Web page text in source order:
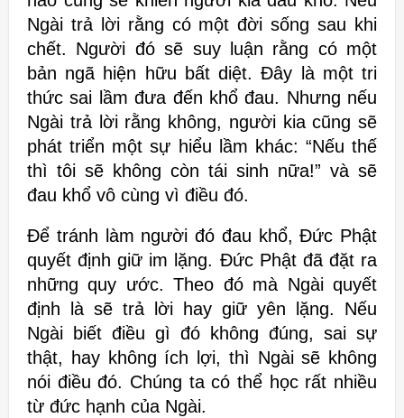
Ngài trả lời rằng có một đời sống sau khi
chết. Người đó sẽ suy luận rằng có một
bản ngã hiện
hữu bất diệt. Đây là một tri
thức sai lầm đưa đến khổ đau. Nhưng nếu
Ngài trả lời rằng không, người kia cũng sẽ
phát triển một sự hiểu lầm khác: “Nếu thế
thì tôi sẽ không còn tái sinh nữa!” và sẽ
đau khổ vô cùng vì điều đó.
Để tránh làm người đó đau khổ, Đức Phật
quyết định giữ im lặng. Đức Phật đã đặt ra
những quy ước. Theo đó mà Ngài quyết
định là sẽ trả lời
hay giữ yên lặng. Nếu
Ngài biết điều gì đó không đúng, sai sự
thật, hay không ích lợi, thì Ngài sẽ không
nói điều đó. Chúng ta có thể học rất nhiều
từ đức hạnh của Ngài.